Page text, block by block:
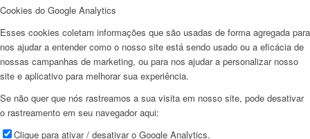
Cookies do Google Analytics
Esses cookies coletam informações que são usadas de forma agregada para
nos ajudar a entender como o nosso site está sendo usado ou a eficácia de
nossas campanhas de marketing, ou para nos ajudar a personalizar nosso
site e aplicativo para melhorar sua experiência.
Se não quer que nós rastreamos a sua visita em nosso site, pode desativar
o rastreamento em seu navegador aqui:
Clique para ativar / desativar o Google Analytics.